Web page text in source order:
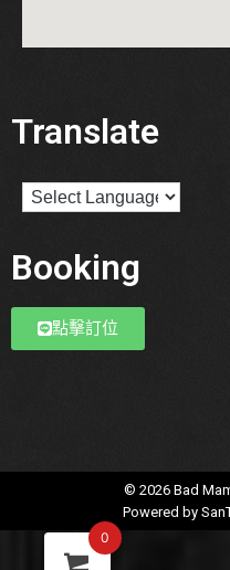
Translate
Booking
點擊訂位
© 2026 Bad
Powered by
0